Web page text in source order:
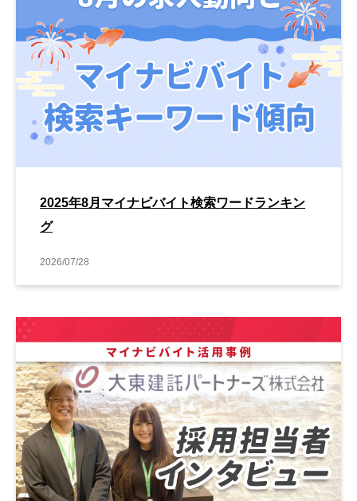
2025年8月マイナビバイト検索ワードランキン
グ
2026/07/28